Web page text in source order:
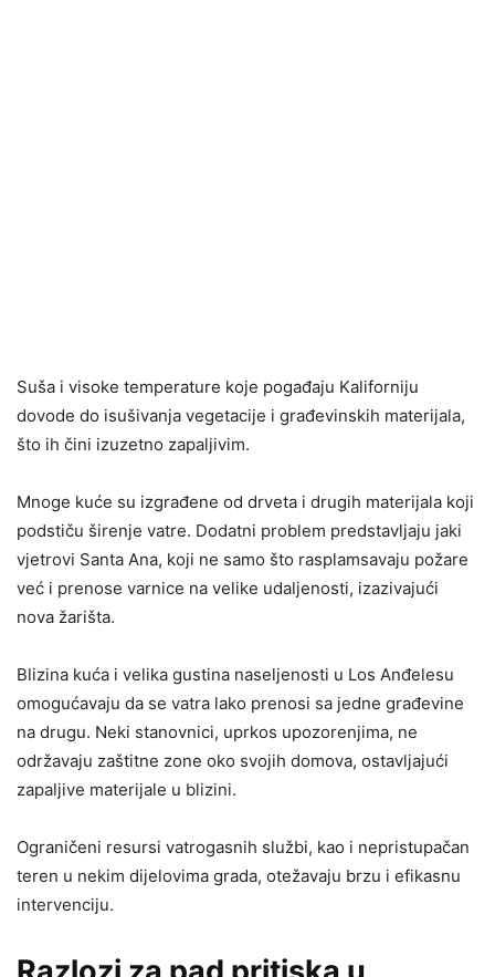
Suša i visoke temperature koje pogađaju Kaliforniju
dovode do isušivanja vegetacije i građevinskih materijala,
što ih čini izuzetno zapaljivim.
Mnoge kuće su izgrađene od drveta i drugih materijala koji
podstiču širenje vatre. Dodatni problem predstavljaju jaki
vjetrovi Santa Ana, koji ne samo što rasplamsavaju požare
već i prenose varnice na velike udaljenosti, izazivajući
nova žarišta.
Blizina kuća i velika gustina naseljenosti u Los Anđelesu
omogućavaju da se vatra lako prenosi sa jedne građevine
na drugu. Neki stanovnici, uprkos upozorenjima, ne
održavaju zaštitne zone oko svojih domova, ostavljajući
zapaljive materijale u blizini.
Ograničeni resursi vatrogasnih službi, kao i nepristupačan
teren u nekim dijelovima grada, otežavaju brzu i efikasnu
intervenciju.